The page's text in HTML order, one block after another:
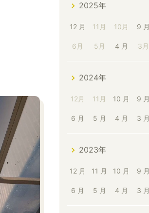
2025年
12 月 11月 10月 9 月
6月 5月 4 月 3月
2024年
12月 11月 10 月 9 月
6 月 5 月 4 月 3 月
2023年
12 月 11 月 10 月 9 月
6 月 5 月 4 月 3 月